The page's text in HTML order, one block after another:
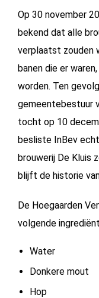
Op 30 november
bekend dat alle
verplaatst zouden
banen die er
worden. Ten
gemeentebestuur
tocht op 10
besliste InBev
brouwerij De Kluis
blijft de historie
De Hoegaarden
volgende
Water
Donkere mout
Hop